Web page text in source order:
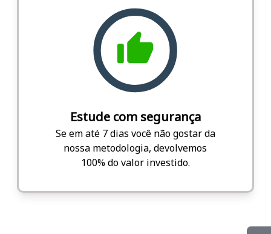
Estude com segurança
Se em até 7 dias você não gostar da
nossa metodologia, devolvemos
100% do valor investido.